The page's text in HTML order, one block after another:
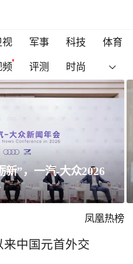
视 军事 科技
体育
频 评测 时尚
新”，一汽-大众2026
凤凰热榜
来中国元首外交